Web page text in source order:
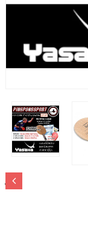
ไม้ปิงปองรองแช
CARBON + ยา
สั้น YASAKA